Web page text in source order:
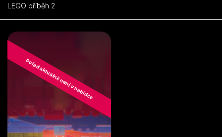
LEGO příběh 2
Pořad aktuálně není v nabídce